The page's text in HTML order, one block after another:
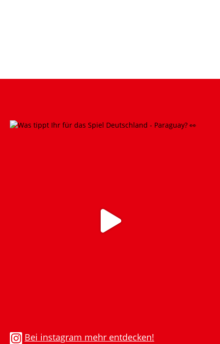
Bei instagram mehr entdecken!